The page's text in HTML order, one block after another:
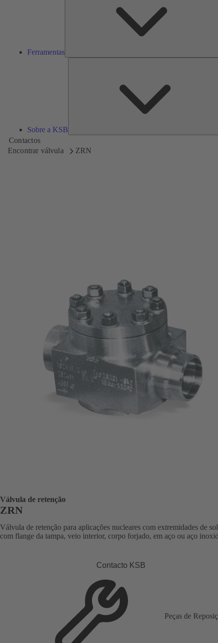
Ferramentas
Sobre a KSB
Contactos
Encontrar válvula
ZRN
Válvula de retenção
ZRN
Válvula de retenção para aplicações nucleares com extremidades de
com flange da tampa, veio interior, corpo forjado, em aço ou aço
Contacto KSB
Peças de